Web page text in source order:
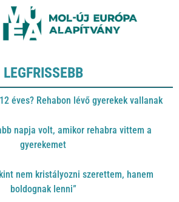
LEGFRISSEBB
éves? Rehabon lévő gyerekek vallanak
napja volt, amikor rehabra vittem a
gyerekemet
nem kristályozni szerettem, hanem
boldognak lenni”